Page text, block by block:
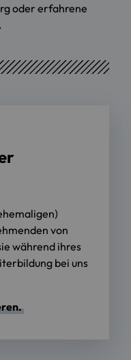
oder erfahrene
von
während ihres
bei uns